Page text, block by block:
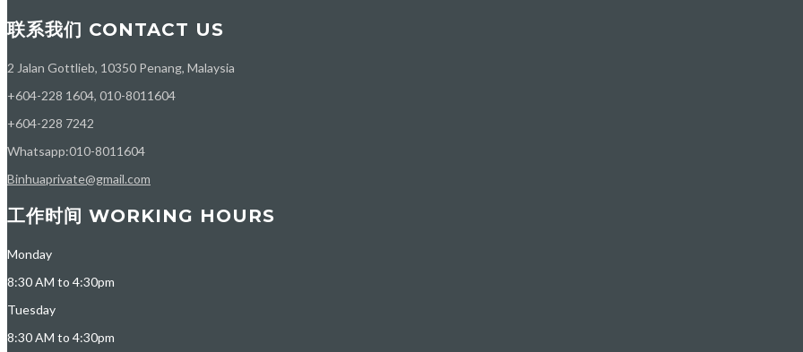
联系我们 CONTACT US
2 Jalan Gottlieb, 10350 Penang, Malaysia
+604-228 1604, 010-8011604
+604-228 7242
Whatsapp:010-8011604
Binhuaprivate@gmail.com
工作时间 WORKING HOURS
Monday
8:30 AM to 4:30pm
Tuesday
8:30 AM to 4:30pm